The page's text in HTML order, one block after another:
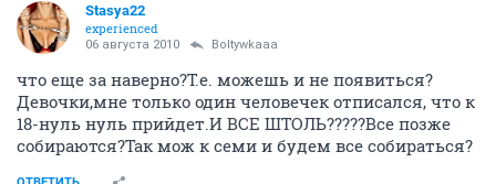
Stasya22
experienced
06 августа 2010 Boltywkaaa
что еще за наверно?Т.е. можешь и не появиться?
Девочки,мне только один человечек отписался, что к
18-нуль нуль прийдет.И ВСЕ ШТОЛЬ?????Все позже
собираются?Так мож к семи и будем все собираться?